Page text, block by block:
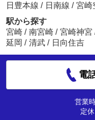
日豊本線 / 日南線 / 宮崎
駅から探す
宮崎 / 南宮崎 / 宮崎神宮
延岡 / 清武 / 日向住吉
電
営業
定休